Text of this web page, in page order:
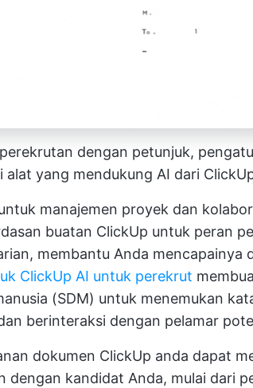
dengan petunjuk,
yang mendukung AI dari
manajemen proyek dan
buatan ClickUp untuk peran
membantu Anda mencapainya
ClickUp AI untuk perekrut
(SDM) untuk menemukan
berinteraksi dengan pelamar
dokumen ClickUp anda dapat
dengan kandidat Anda, mulai dari